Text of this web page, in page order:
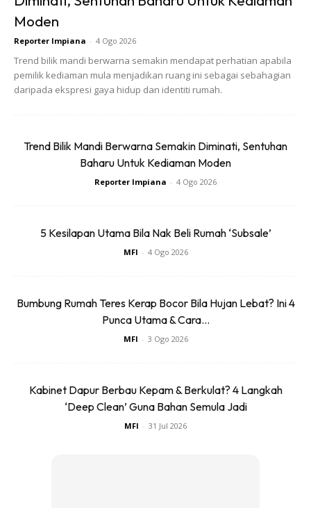
Moden
Reporter Impiana - 4 Ogo 2026
Trend bilik mandi berwarna semakin mendapat perhatian apabila
pemilik kediaman mula menjadikan ruang ini sebagai sebahagian
daripada ekspresi gaya hidup dan identiti rumah.
Trend Bilik Mandi Berwarna Semakin Diminati, Sentuhan
Baharu Untuk Kediaman Moden
Reporter Impiana - 4 Ogo 2026
5 Kesilapan Utama Bila Nak Beli Rumah ‘Subsale’
MFI - 4 Ogo 2026
Bumbung Rumah Teres Kerap Bocor Bila Hujan Lebat? Ini 4
Punca Utama & Cara...
MFI - 3 Ogo 2026
Kabinet Dapur Berbau Kepam & Berkulat? 4 Langkah
‘Deep Clean’ Guna Bahan Semula Jadi
MFI - 31 Jul 2026